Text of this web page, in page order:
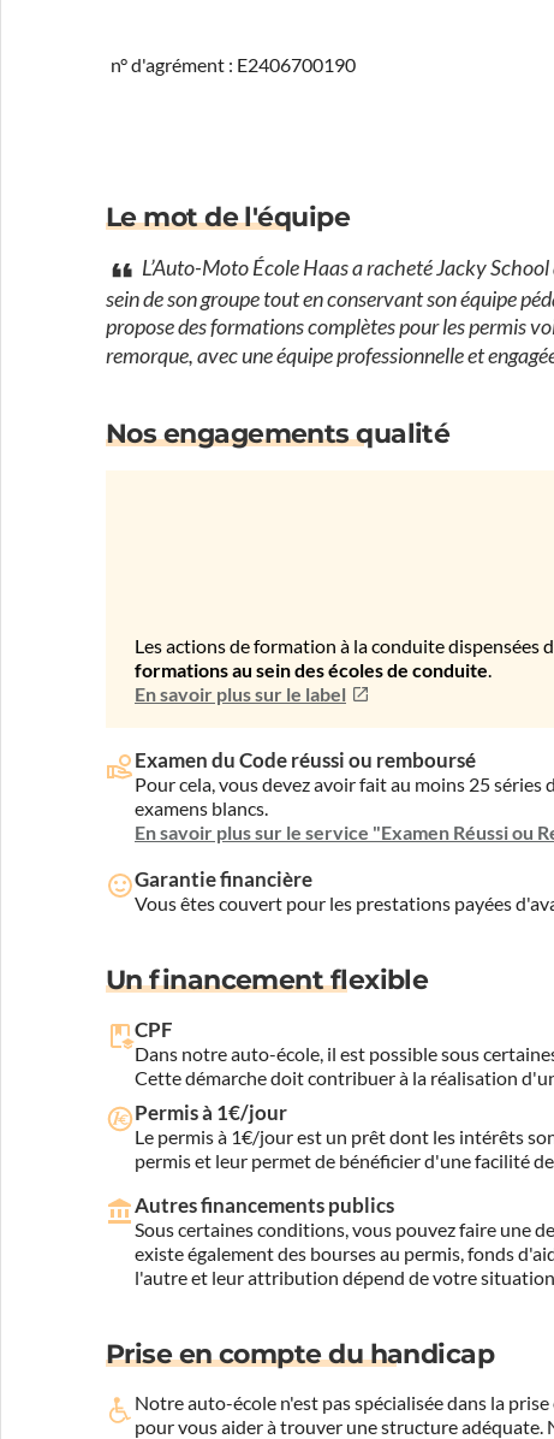
n° d'agrément : E2406700190
Le mot de l'équipe
L’Auto-Moto École Haas a racheté Jacky
sein de son groupe tout en conservant son équipe
propose des formations complètes pour les permis
remorque, avec une équipe professionnelle et
Nos engagements qualité
Les actions de formation à la conduite
formations au sein des écoles de conduite.
En savoir plus sur le label
Examen du Code réussi ou remboursé
Pour cela, vous devez avoir fait au moins 25
examens blancs.
En savoir plus sur le service "Examen Réussi ou
Garantie financière
Vous êtes couvert pour les prestations payées
Un financement flexible
CPF
Dans notre auto-école, il est possible sous
Cette démarche doit contribuer à la réalisation
Permis à 1€/jour
Le permis à 1€/jour est un prêt dont les intérêts
permis et leur permet de bénéficier d'une facilité
Autres financements publics
Sous certaines conditions, vous pouvez faire une
existe également des bourses au permis, fonds
l'autre et leur attribution dépend de votre
Prise en compte du handicap
Notre auto-école n'est pas spécialisée dans la
pour vous aider à trouver une structure adéquate.